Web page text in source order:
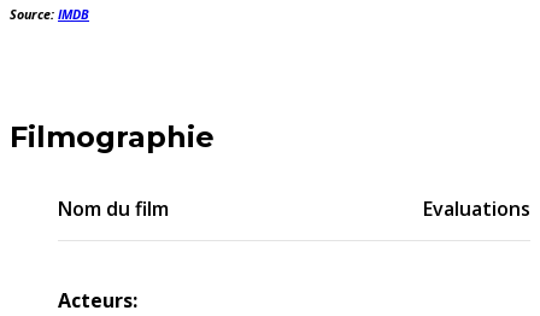
Source: IMDB
Filmographie
Nom du film Evaluations
Acteurs: